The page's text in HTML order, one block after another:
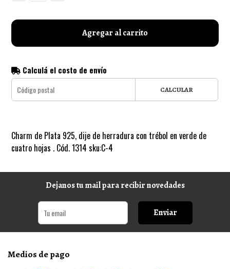
Agregar al carrito
Calculá el costo de envío
CALCULAR
Charm de Plata 925, dije de herradura con trébol en verde de
cuatro hojas . Cód. 1314 sku:C-4
Dejanos tu mail para recibir novedades
Enviar
Medios de pago